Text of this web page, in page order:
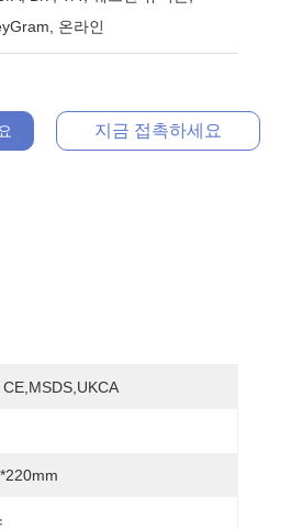
온라인
지금 접촉하세요